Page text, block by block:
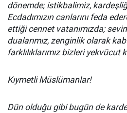
dönemde; istikbalimiz,
Ecdadımızın canlarını feda
ettiği cennet vatanımızda;
dualarımız, zenginlik olarak
farklılıklarımız bizleri yekvücut
Kıymetli Müslümanlar!
Dün olduğu gibi bugün de